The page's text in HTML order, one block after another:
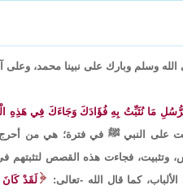
الله وسلم وبارك على نبينا محمد،
مَا نُثَبِّتُ بِهِ فُؤَادَكَ وَجَاءَكَ فِي هَذِهِ
على النبي ﷺ في فترة؛ هي من
وتثبيت، فجاءت هذه القصص
كما قال الله -تعالى:
لَقَدْ